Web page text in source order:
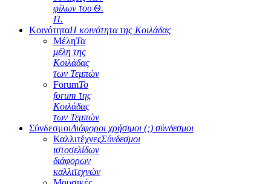
φίλων του Θ.
Π.
ΚοινότηταΗ κοινότητα της Κοιλάδας
ΜέληΤα
μέλη της
Κοιλάδας
των Τεμπών
ForumΤο
forum της
Κοιλάδας
των Τεμπών
ΣύνδεσμοιΔιάφοροι χρήσιμοι (;) σύνδεσμοι
ΚαλλιτέχνεςΣύνδεσμοι
ιστοσελίδων
διάφορων
καλλιτεχνών